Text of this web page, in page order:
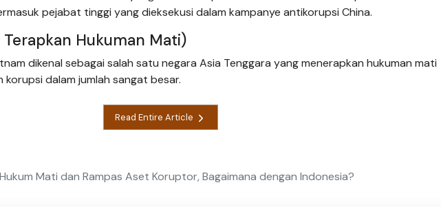
pejabat tinggi yang dieksekusi dalam kampanye antikorupsi China.
Hukuman Mati)
dikenal sebagai salah satu negara Asia Tenggara yang menerapkan hukuman mati
dalam jumlah sangat besar.
Read Entire Article
Mati dan Rampas Aset Koruptor, Bagaimana dengan Indonesia?